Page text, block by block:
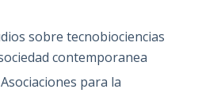
sobre tecnobiociencias
contemporanea
para la